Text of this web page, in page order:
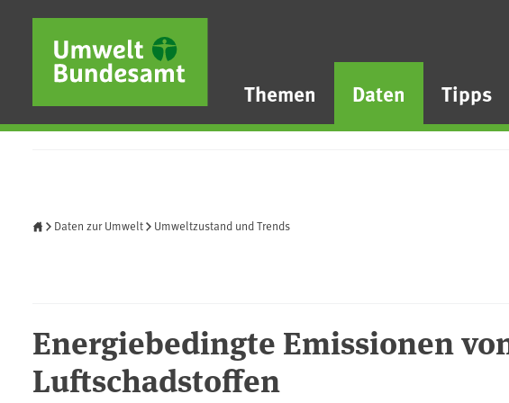
Direkt zum Inhalt
Direkt zum Hauptmenü
Direkt zur Fußzeile
Themen Daten Tipps
Daten zur Umwelt Umweltzustand und Trends
Energiebedingte Emissionen
Luftschadstoffen